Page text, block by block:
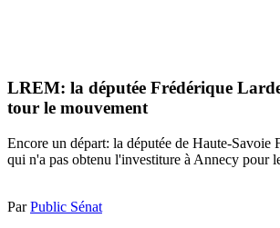
LREM: la députée Frédérique
tour le mouvement
Encore un départ: la députée de Haute-Savoie
qui n'a pas obtenu l'investiture à Annecy pour
ParPublic Sénat